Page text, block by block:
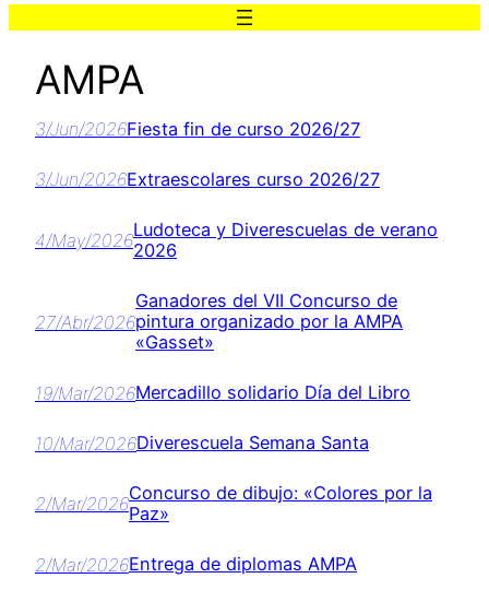
AMPA
3/Jun/2026Fiesta fin de curso 2026/27
3/Jun/2026Extraescolares curso 2026/27
4/May/2026Ludoteca y Diverescuelas de verano
2026
27/Abr/2026
Ganadores del VII Concurso de
pintura organizado por la AMPA
«Gasset»
19/Mar/2026Mercadillo solidario Día del Libro
10/Mar/2026Diverescuela Semana Santa
2/Mar/2026Concurso de dibujo: «Colores por la
Paz»
2/Mar/2026Entrega de diplomas AMPA